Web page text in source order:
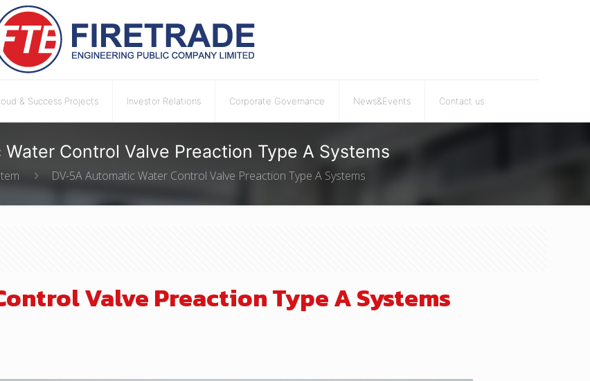
& Success Projects Investor Relations Corporate Governance News&Events Contact us
Control Valve Preaction Type A Systems
DV-5A Automatic Water Control Valve Preaction Type A Systems
Valve Preaction Type A Systems